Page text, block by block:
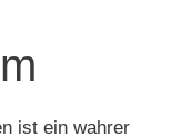
ist ein wahrer